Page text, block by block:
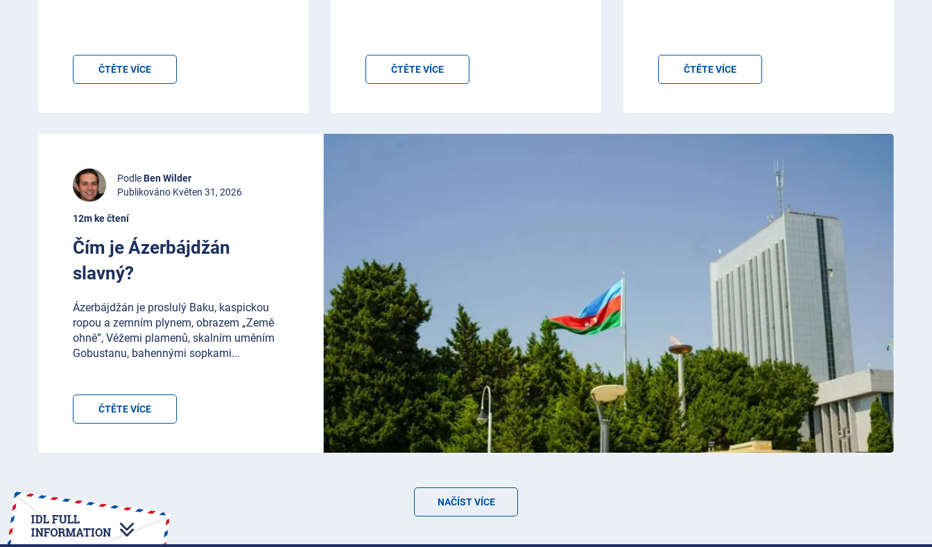
ČTĚTE VÍCE ČTĚTE VÍCE ČTĚTE VÍCE
PodleBen Wilder
Publikováno Květen 31, 2026
12m ke čtení
Čím je Ázerbájdžán
slavný?
Ázerbájdžán je proslulý Baku, kaspickou
ropou a zemním plynem, obrazem „Země
ohně”, Věžemi plamenů, skalním uměním
Gobustanu, bahennými sopkami...
ČTĚTE VÍCE
NAČÍST VÍCE